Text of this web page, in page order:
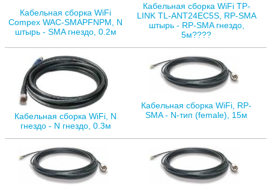
Кабельная сборка WiFi
Compex WAC-SMAPFNPM, N
штырь - SMA гнездо, 0.2м
Кабельная сборка WiFi TP-
LINK TL-ANT24EC5S, RP-SMA
штырь - RP-SMA гнездо,
5м????
Кабельная сборка WiFi, N
гнездо - N гнездо, 0.3м
Кабельная сборка WiFi, RP-
SMA - N-тип (female), 15м